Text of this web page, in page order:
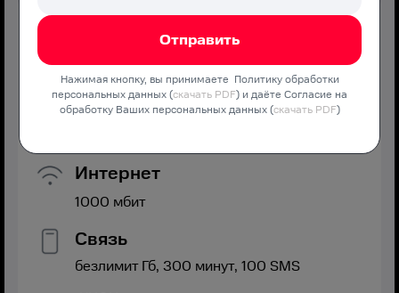
РИИЛ Плюс
Оптимальная скорость без переплат и дополнительных
Интернет
1000 мбит
Связь
безлимитГб, 300 минут, 100 SMS
Нажимая кнопку, вы принимаете Политику обработки
персональных данных (скачать PDF) и даёте Согласие на
обработку Ваших персональных данных (скачать PDF)